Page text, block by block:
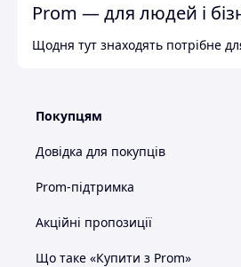
Prom — для людей і
Щодня тут знаходять потрібне
Покупцям
Довідка для покупців
Prom-підтримка
Акційні пропозиції
Що таке «Купити з Prom»